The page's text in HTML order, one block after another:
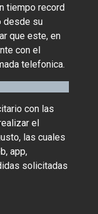
tiempo record
desde su
que este, en
con el
telefonica.
con las
el
las cuales
app,
solicitadas